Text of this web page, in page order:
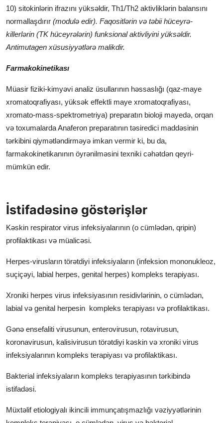
10) sitokinlərin ifrazını yüksəldir, Th1/Th2 aktivliklərin balansını
normallaşdırır (modulə edir). Faqositlərin və təbii hüceyrə-
killerlərin (TK hüceyrələrin) funksional aktivliyini yüksəldir.
Antimutagen xüsusiyyətlərə malikdir.
Farmakokinetikası
Müasir fiziki-kimyəvi analiz üsullarının həssaslığı (qaz-maye
xromatoqrafiyası, yüksək effektli maye xromatoqrafiyası,
xromato-mass-spektrometriya) preparatın bioloji mayedə, orqan
və toxumalarda Anaferon preparatının təsiredici maddəsinin
tərkibini qiymətləndirməyə imkan vermir ki, bu da,
farmakokinetikanının öyrənilməsini texniki cəhətdən qeyri-
mümkün edir.
İstifadəsinə göstərişlər
Kəskin respirator virus infeksiyalarının (o cümlədən, qripin)
profilaktikası və müalicəsi.
Herpes-virusların törətdiyi infeksiyaların (infeksion mononukleoz,
suçiçəyi, labial herpes, genital herpes) kompleks terapiyası.
Xroniki herpes virus infeksiyasının residivlərinin, o cümlədən,
labial və genital herpesin kompleks terapiyası və profilaktikası.
Gənə ensefaliti virusunun, enterovirusun, rotavirusun,
koronavirusun, kalisivirusun törətdiyi kəskin və xroniki virus
infeksiyalarının kompleks terapiyası və profilaktikası.
Bakterial infeksiyaların kompleks terapiyasının tərkibində
istifadəsi.
Müxtəlif etiologiyalı ikincili immunçatışmazlığı vəziyyətlərinin